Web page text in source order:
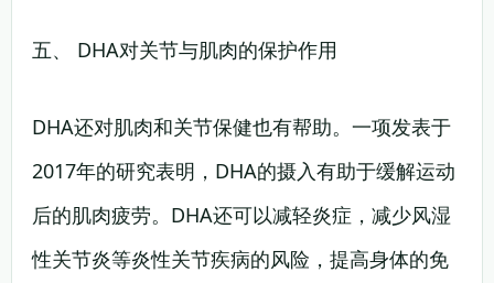
五、 DHA对关节与肌肉的保护作用
DHA还对肌肉和关节保健也有帮助。一项发表于
2017年的研究表明，DHA的摄入有助于缓解运动
后的肌肉疲劳。DHA还可以减轻炎症，减少风湿
性关节炎等炎性关节疾病的风险，提高身体的免